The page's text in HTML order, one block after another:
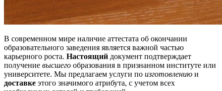
В современном мире наличие аттестата об окончании
образовательного заведения является важной частью
карьерного роста. Настоящий документ подтверждает
получение высшего образования в признанном институте или
университете. Мы предлагаем услуги по изготовлению и
доставке этого значимого атрибута, с учетом всех